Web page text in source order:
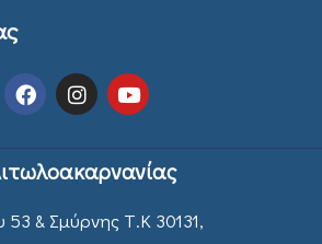
& Σμύρνης Τ.Κ 30131,